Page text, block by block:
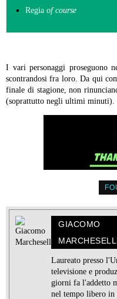
Regia of course
I vari personaggi proseguono
scontrandosi fra loro. Da qui
finale di stagione, non
(soprattutto negli ultimi minuti).
GIACOMO
Laureato presso
televisione e
giorni fa l'addetto
nel tempo libero in